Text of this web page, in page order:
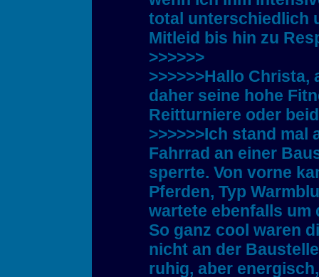
total unterschiedlich
Mitleid bis hin zu
>>>>>>
>>>>>>Hallo
daher seine hohe
Reitturniere oder
>>>>>>Ich stand mal
Fahrrad an einer
sperrte. Von vorne
Pferden, Typ
wartete ebenfalls um
So ganz cool waren
nicht an der
ruhig, aber